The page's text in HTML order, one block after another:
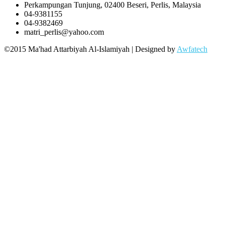
Perkampungan Tunjung, 02400 Beseri, Perlis, Malaysia
04-9381155
04-9382469
matri_perlis@yahoo.com
©2015 Ma'had Attarbiyah Al-Islamiyah | Designed by Awfatech